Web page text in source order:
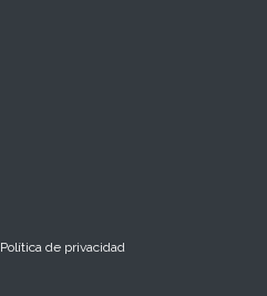
Política de privacidad